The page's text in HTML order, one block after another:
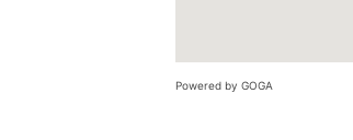
Powered by GOGA